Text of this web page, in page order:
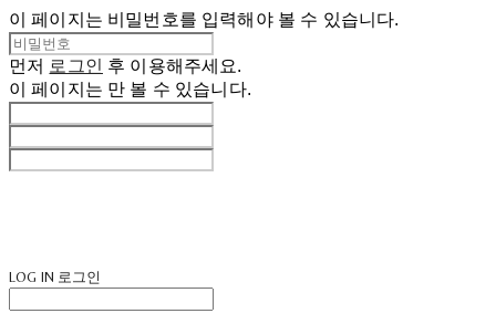
이 페이지는 비밀번호를 입력해야 볼 수 있습니다.
먼저 로그인 후 이용해주세요.
이 페이지는 만 볼 수 있습니다.
LOG IN 로그인